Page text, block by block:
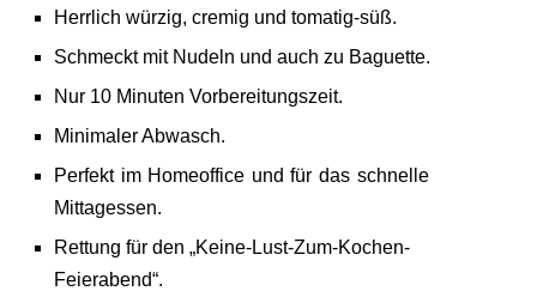
Herrlich würzig, cremig und tomatig-süß.
Schmeckt mit Nudeln und auch zu Baguette.
Nur 10 Minuten Vorbereitungszeit.
Minimaler Abwasch.
Perfekt im Homeoffice und für das schnelle
Mittagessen.
Rettung für den „Keine-Lust-Zum-Kochen-
Feierabend“.